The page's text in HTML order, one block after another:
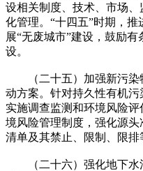
设相关制度、技术、市场
化管理。“十四五”时期，
展“无废城市”建设，鼓励
设。
（二十五）加强新污染
动方案。针对持久性有机污
实施调查监测和环境风险
境风险管理制度，强化源
清单及其禁止、限制、限排
（二十六）强化地下水